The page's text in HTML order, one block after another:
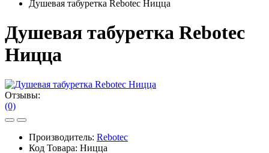
Душевая табуретка Rebotec Ницца
Душевая табуретка Rebotec
Ницца
Отзывы:
(0)
Производитель: Rebotec
Код Товара: Ницца